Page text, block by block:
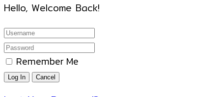
Hello, Welcome Back!
Remember Me